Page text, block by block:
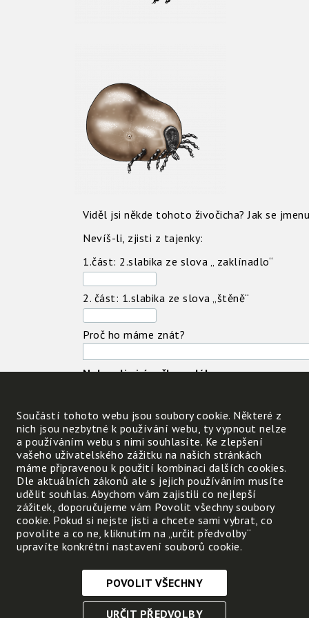
Viděl jsi někde tohoto živočicha? Jak se
Nevíš-li, zjisti z tajenky:
1.část: 2.slabika ze slova „ zaklínadlo“
2. část: 1.slabika ze slova „štěně“
Proč ho máme znát?
Nakresli si úsečku o délce
Doplň do vět slova:
bezobratlý, krev, lékař,
nemocí, nesnadno, parazit,
pinzeta, zčervená
Klíště je
živočich. Je to
často přenáší původce nebezpečných
, je správné navštívit
Součástí tohoto webu jsou soubory cookie. Některé z
nich jsou nezbytné k používání webu, ty vypnout nelze
a používáním webu s nimi souhlasíte. Ke zlepšení
vašeho uživatelského zážitku na našich stránkách
máme připravenou k použití kombinaci dalších cookies.
Dle aktuálních zákonů ale s jejich používáním musíte
udělit souhlas. Abychom vám zajistili co nejlepší
zážitek, doporučujeme vám Povolit všechny soubory
cookie. Pokud si nejste jisti a chcete sami vybrat, co
povolíte a co ne, kliknutím na „určit předvolby“
upravíte konkrétní nastavení souborů cookie.
Nezbytně nutné cookies
POVOLIT VŠECHNY
URČIT PŘEDVOLBY